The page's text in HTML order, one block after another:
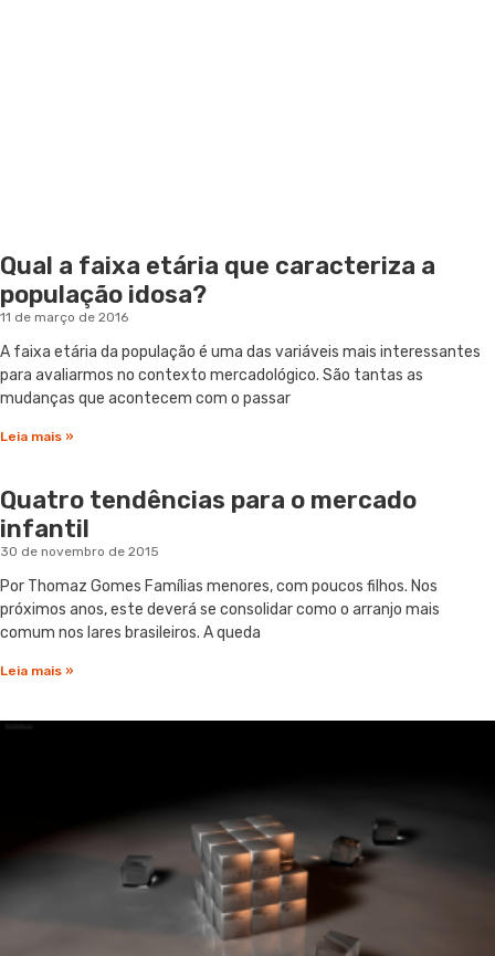
Qual a faixa etária que caracteriza a
população idosa?
11 de março de 2016
A faixa etária da população é uma das variáveis mais interessantes
para avaliarmos no contexto mercadológico. São tantas as
mudanças que acontecem com o passar
Leia mais »
Quatro tendências para o mercado
infantil
30 de novembro de 2015
Por Thomaz Gomes Famílias menores, com poucos filhos. Nos
próximos anos, este deverá se consolidar como o arranjo mais
comum nos lares brasileiros. A queda
Leia mais »